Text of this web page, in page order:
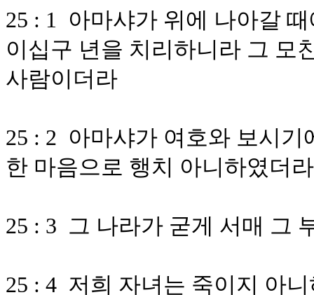
25 : 1 아마샤가 위에 나아갈
이십구 년을 치리하니라 그 모
사람이더라
25 : 2 아마샤가 여호와 보시
한 마음으로 행치 아니하였더라
25 : 3 그 나라가 굳게 서매 그
25 : 4 저희 자녀는 죽이지 아